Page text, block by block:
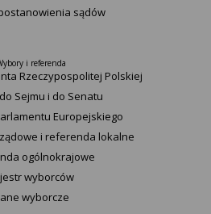
sądów
i referenda
Rzeczypospolitej Polskiej
Sejmu i do Senatu
Europejskiego
i referenda lokalne
ogólnokrajowe
wyborców
wyborcze